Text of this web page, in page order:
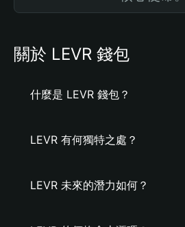
關於 LEVR 錢包
什麼是 LEVR 錢包？
LEVR 有何獨特之處？
LEVR 未來的潛力如何？